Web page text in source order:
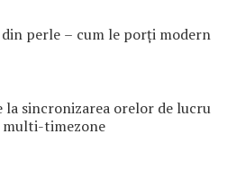
perle – cum le porți modern
la sincronizarea orelor de lucru
multi-timezone